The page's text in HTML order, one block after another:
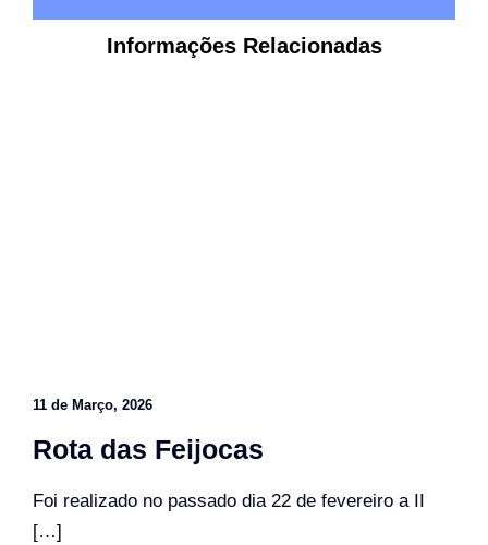
Informações Relacionadas
11 de Março, 2026
Rota das Feijocas
Foi realizado no passado dia 22 de fevereiro a II
[…]